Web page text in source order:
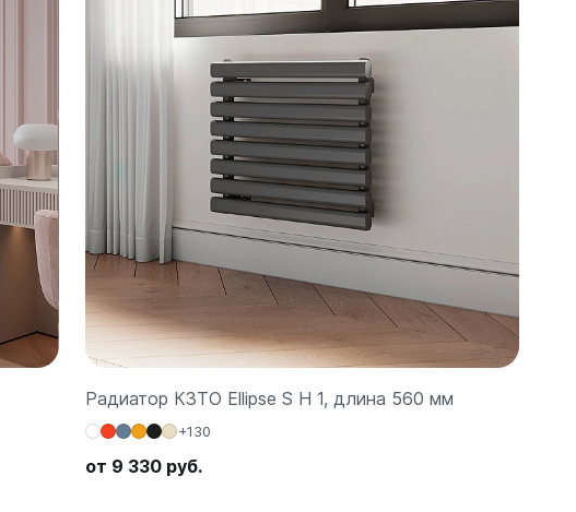
Радиатор КЗТО Ellipse S H 1, длина 560 мм
+130
от 9 330 руб.